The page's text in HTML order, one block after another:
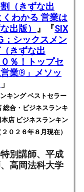
（きずな出
わかる 営業は
出版）
』『SIX
：シックスメン
きずな出
％！トップセ
業®️」メソッ
」
キング ベストセラー
総合・ビジネスランキ
店 ビジネスランキン
０２６年８月現在）
別講師、 平成
高岡法科大学